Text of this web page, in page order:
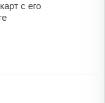
с его